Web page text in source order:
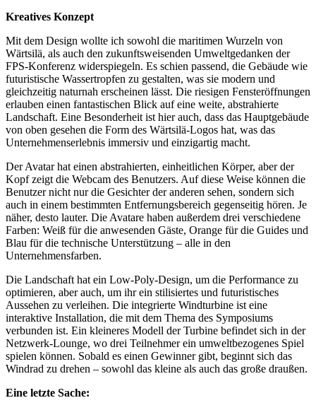
Kreatives Konzept
Mit dem Design wollte ich sowohl die maritimen Wurzeln von
Wärtsilä, als auch den zukunftsweisenden Umweltgedanken der
FPS-Konferenz widerspiegeln. Es schien passend, die Gebäude wie
futuristische Wassertropfen zu gestalten, was sie modern und
gleichzeitig naturnah erscheinen lässt. Die riesigen Fensteröffnungen
erlauben einen fantastischen Blick auf eine weite, abstrahierte
Landschaft. Eine Besonderheit ist hier auch, dass das Hauptgebäude
von oben gesehen die Form des Wärtsilä-Logos hat, was das
Unternehmenserlebnis immersiv und einzigartig macht.
Der Avatar hat einen abstrahierten, einheitlichen Körper, aber der
Kopf zeigt die Webcam des Benutzers. Auf diese Weise können die
Benutzer nicht nur die Gesichter der anderen sehen, sondern sich
auch in einem bestimmten Entfernungsbereich gegenseitig hören. Je
näher, desto lauter. Die Avatare haben außerdem drei verschiedene
Farben: Weiß für die anwesenden Gäste, Orange für die Guides und
Blau für die technische Unterstützung – alle in den
Unternehmensfarben.
Die Landschaft hat ein Low-Poly-Design, um die Performance zu
optimieren, aber auch, um ihr ein stilisiertes und futuristisches
Aussehen zu verleihen. Die integrierte Windturbine ist eine
interaktive Installation, die mit dem Thema des Symposiums
verbunden ist. Ein kleineres Modell der Turbine befindet sich in der
Netzwerk-Lounge, wo drei Teilnehmer ein umweltbezogenes Spiel
spielen können. Sobald es einen Gewinner gibt, beginnt sich das
Windrad zu drehen – sowohl das kleine als auch das große draußen.
Eine letzte Sache: